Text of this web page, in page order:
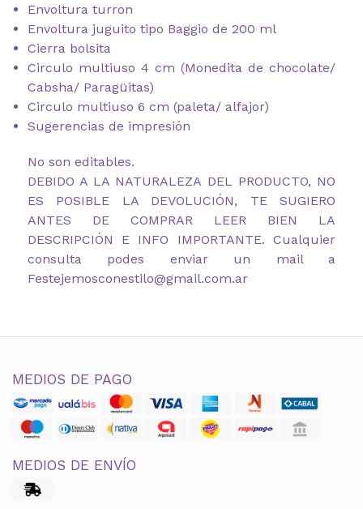
Envoltura turron
Envoltura juguito tipo Baggio de 200 ml
Cierra bolsita
Circulo multiuso 4 cm (Monedita de chocolate/
Cabsha/ Paragüitas)
Circulo multiuso 6 cm (paleta/ alfajor)
Sugerencias de impresión
No son editables.
DEBIDO A LA NATURALEZA DEL PRODUCTO, NO
ES POSIBLE LA DEVOLUCIÓN, TE SUGIERO
ANTES DE COMPRAR LEER BIEN LA
DESCRIPCIÓN E INFO IMPORTANTE. Cualquier
consulta podes enviar un mail a
Festejemosconestilo@gmail.com.ar
MEDIOS DE PAGO
MEDIOS DE ENVÍO